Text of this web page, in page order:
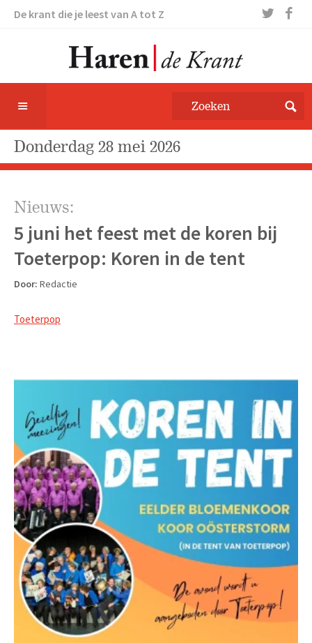
De krant die je leest van A tot Z
donderdag 28 mei 2026
Nieuws:
5 juni het feest met de koren bij
Toeterpop: Koren in de tent
Door: Redactie
Toeterpop